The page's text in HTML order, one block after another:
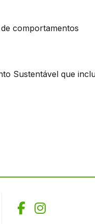
comportamentos
Sustentável que
Facebook